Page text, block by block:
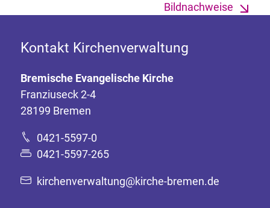
Bildnachweise
Kontakt Kirchenverwaltung
Bremische Evangelische Kirche
Franziuseck 2-4
28199 Bremen
0421-5597-0
0421-5597-265
kirchenverwaltung@kirche-bremen.de